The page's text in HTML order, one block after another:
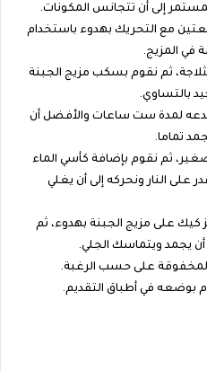
إلى أن تتجانس المكونات.
مع التحريك بهدوء باستخدام
في المزيج.
ثم نقوم بسكب مزيج الجبنة
بالتساوي.
ندعه لمدة ست ساعات والأفضل أن
تماما.
ثم نقوم بإضافة كأسي الماء
على النار ونحركه إلى أن يغلي
على مزيج الجبنة بهدوء، ثم
يجمد ويتماسك الجلي.
المخفوقة على حسب الرغبة.
بوضعه في أطباق التقديم.